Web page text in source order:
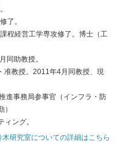
了。
程経営工学専攻修了。博士（工
同助教授。
准教授。2011年4月同教授、現
進事務局参事官（インフラ・防
ング。
研究室についての詳細はこちら